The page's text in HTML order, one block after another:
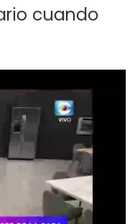
cuando